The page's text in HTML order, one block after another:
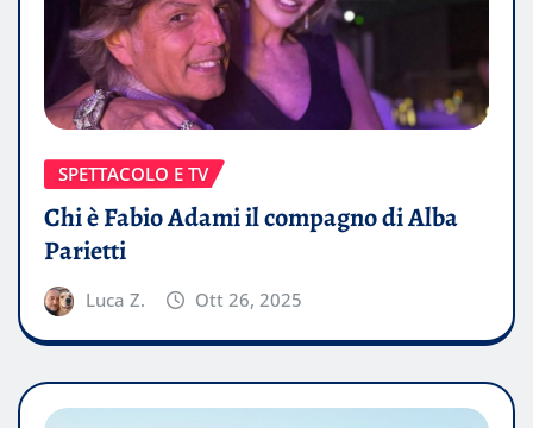
SPETTACOLO E TV
Chi è Fabio Adami il compagno di Alba
Parietti
Luca Z. Ott 26, 2025